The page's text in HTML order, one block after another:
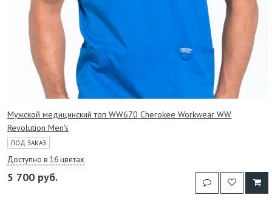
Мужской медицинский топ WW670 Cherokee Workwear WW
Revolution Men's
ПОД ЗАКАЗ
Доступно в 16 цветах
5 700 руб.